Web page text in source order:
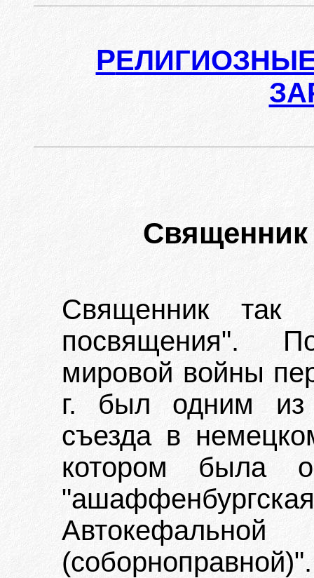
Р
Священник так
посвящения".
мировой войны
г. был одним из
съезда в
котором была
(соборноправной)".